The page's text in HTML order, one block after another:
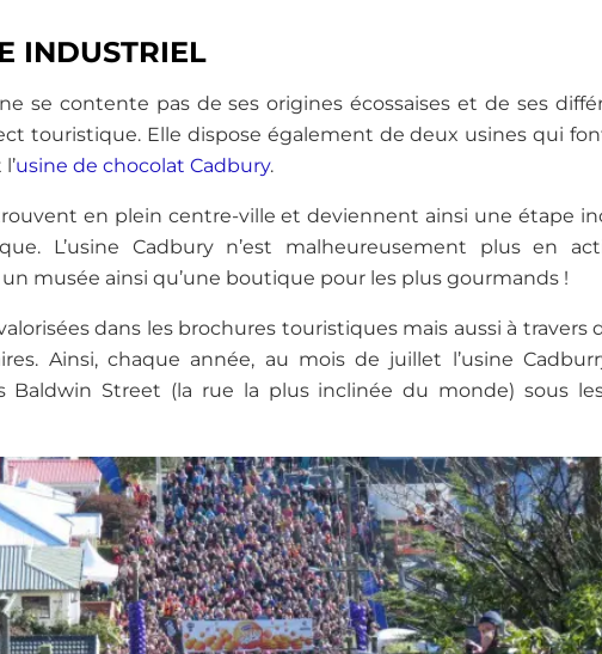
INDUSTRIEL
se contente pas de ses origines écossaises et de ses
touristique. Elle dispose également de deux usines qui
usine de chocolat Cadbury.
en plein centre-ville et deviennent ainsi une étape
L’usine Cadbury n’est malheureusement plus en
musée ainsi qu’une boutique pour les plus gourmands !
dans les brochures touristiques mais aussi à travers
Ainsi, chaque année, au mois de juillet l’usine
Baldwin Street (la rue la plus inclinée du monde) sous